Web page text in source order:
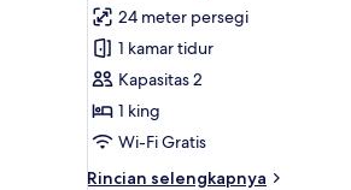
Double
Deluks,
Tempat
Tidur
King,
pemandangan
24 meter persegi
1 kamar tidur
Kapasitas 2
1 king
Wi-Fi Gratis
Rincian selengkapnya
Rincian